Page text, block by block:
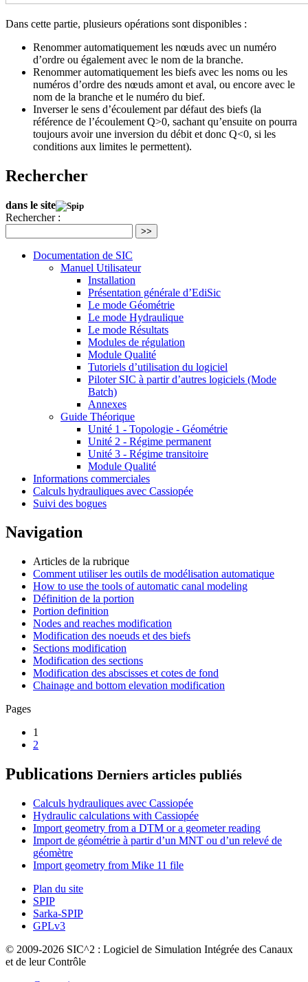
Dans cette partie, plusieurs opérations sont disponibles :
Renommer automatiquement les nœuds avec un numéro
d’ordre ou également avec le nom de la branche.
Renommer automatiquement les biefs avec les noms ou les
numéros d’ordre des nœuds amont et aval, ou encore avec le
nom de la branche et le numéro du bief.
Inverser le sens d’écoulement par défaut des biefs (la
référence de l’écoulement Q>0, sachant qu’ensuite on pourra
toujours avoir une inversion du débit et donc Q<0, si les
conditions aux limites le permettent).
Rechercher
dans le site
Rechercher :
>>
Documentation de SIC
Manuel Utilisateur
Installation
Présentation générale d’EdiSic
Le mode Géométrie
Le mode Hydraulique
Le mode Résultats
Modules de régulation
Module Qualité
Tutoriels d’utilisation du logiciel
Piloter SIC à partir d’autres logiciels (Mode
Batch)
Annexes
Guide Théorique
Unité 1 - Topologie - Géométrie
Unité 2 - Régime permanent
Unité 3 - Régime transitoire
Module Qualité
Informations commerciales
Calculs hydrauliques avec Cassiopée
Suivi des bogues
Navigation
Articles de la rubrique
Comment utiliser les outils de modélisation automatique
How to use the tools of automatic canal modeling
Définition de la portion
Portion definition
Nodes and reaches modification
Modification des noeuds et des biefs
Sections modification
Modification des sections
Modification des abscisses et cotes de fond
Chainage and bottom elevation modification
Pages
1
2
Publications Derniers articles publiés
Calculs hydrauliques avec Cassiopée
Hydraulic calculations with Cassiopée
Import geometry from a DTM or a geometer reading
Import de géométrie à partir d’un MNT ou d’un relevé de
géomètre
Import geometry from Mike 11 file
Plan du site
SPIP
Sarka-SPIP
GPLv3
© 2009-2026 SIC^2 : Logiciel de Simulation Intégrée des Canaux
et de leur Contrôle